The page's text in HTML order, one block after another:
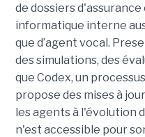
de dossiers
informatique interne
que d’agent vocal.
des simulations, des
que Codex, un
propose des mises à
les agents à l'évolution
n'est accessible pour